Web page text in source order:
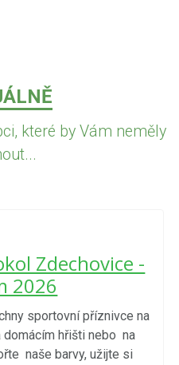
které by Vám neměly
Zdechovice -
2026
sportovní příznivce na
domácím hřišti nebo na
naše barvy, užijte si